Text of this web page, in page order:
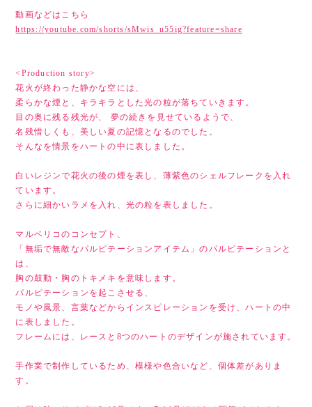
動画などはこちら
https://youtube.com/shorts/sMwis_u55ig?feature=share
<Production story>
花火が終わった静かな空には、
柔らかな煙と、キラキラとした光の粒が落ちていきます。
目の奥に残る残光が、 夢の続きを見せているようで、
名残惜しくも、美しい夏の記憶となるのでした。
そんなを情景をハートの中に表しました。
白いレジンで花火の後の煙を表し、薄紫色のシェルフレークを入れ
ています。
さらに細かいラメを入れ、光の粒を表しました。
マルベリコのコンセプト、
「無垢で無敵なパルピテーションアイテム」のパルピテーションと
は、
胸の鼓動・胸のトキメキを意味します。
パルピテーションを起こさせる、
モノや風景、言葉などからインスピレーションを受け、ハートの中
に表しました。
フレームには、レースと8つのハートのデザインが施されています。
手作業で制作しているため、模様や色合いなど、個体差がありま
す。